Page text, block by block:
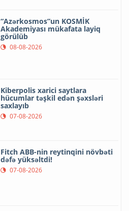
“Azərkosmos”un KOSMİK
Akademiyası mükafata layiq
görülüb
08-08-2026
Kiberpolis xarici saytlara
hücumlar təşkil edən şəxsləri
saxlayıb
07-08-2026
Fitch ABB-nin reytinqini növbəti
dəfə yüksəltdi!
07-08-2026